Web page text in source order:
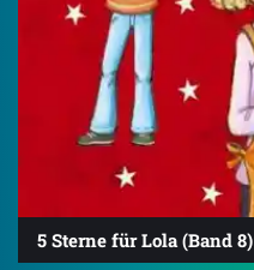
5 Sterne für Lola (Band 8)